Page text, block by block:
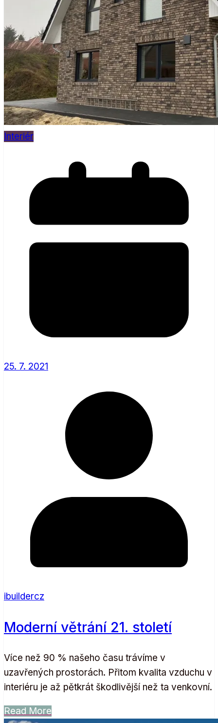
Interiér
25. 7. 2021
ibuildercz
Moderní větrání 21. století
Více než 90 % našeho času trávíme v
uzavřených prostorách. Přitom kvalita vzduchu v
interiéru je až pětkrát škodlivější než ta venkovní.
Read More